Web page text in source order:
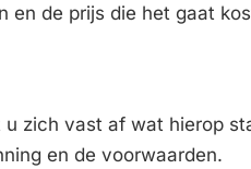
en de prijs die het gaat
zich vast af wat hierop
en de voorwaarden.